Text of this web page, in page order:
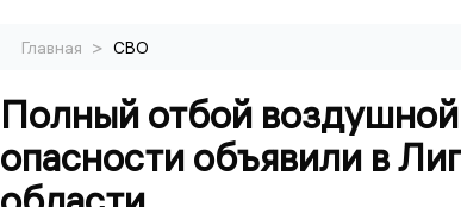
Главная > СВО
Полный отбой воздушной
опасности объявили в